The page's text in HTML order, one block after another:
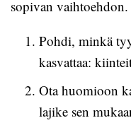
sopivan vaihtoehdon.
Pohdi, minkä
kasvattaa:
Ota huomioon
lajike sen